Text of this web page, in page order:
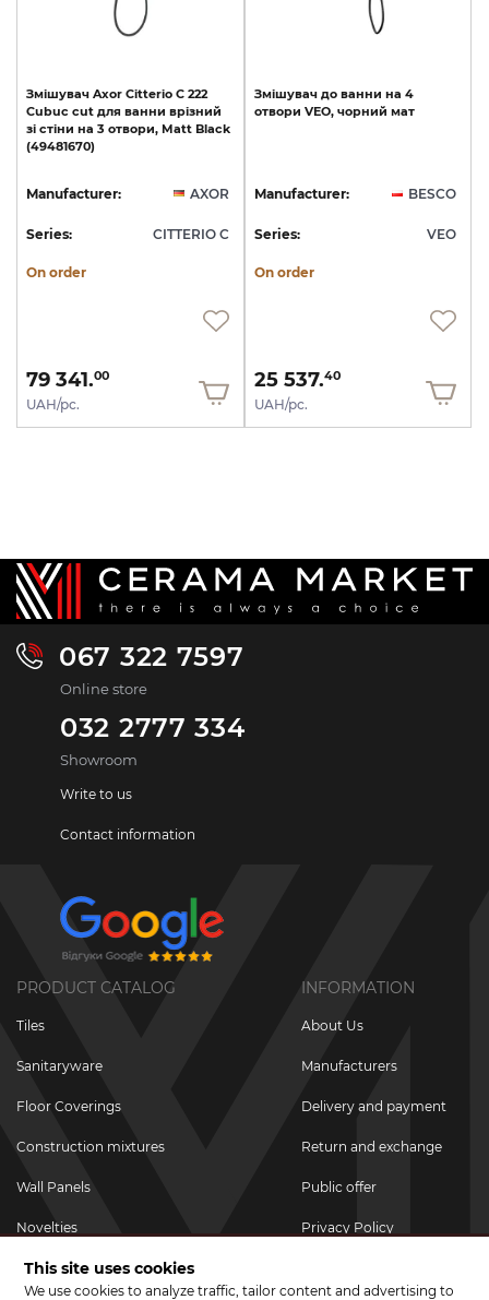
Змішувач Axor Citterio C 222
Cubuc cut для ванни врізний
зі стіни на 3 отвори, Matt Black
(49481670)
Manufacturer: AXOR
Series: CITTERIO C
On order
79 341.00
UAH/pc.
Змішувач до ванни на 4
отвори VEO, чорний мат
Manufacturer: BESCO
Series: VEO
On order
25 537.40
UAH/pc.
067 322 7597
Online store
032 2777 334
Showroom
Write to us
Contact information
PRODUCT CATALOG
Tiles
Sanitaryware
Floor Coverings
Construction mixtures
Wall Panels
Novelties
Promotional goods
INFORMATION
About Us
Manufacturers
Delivery and payment
Return and exchange
Public offer
Privacy Policy
This site uses cookies
We use cookies to analyze traffic, tailor content and advertising to